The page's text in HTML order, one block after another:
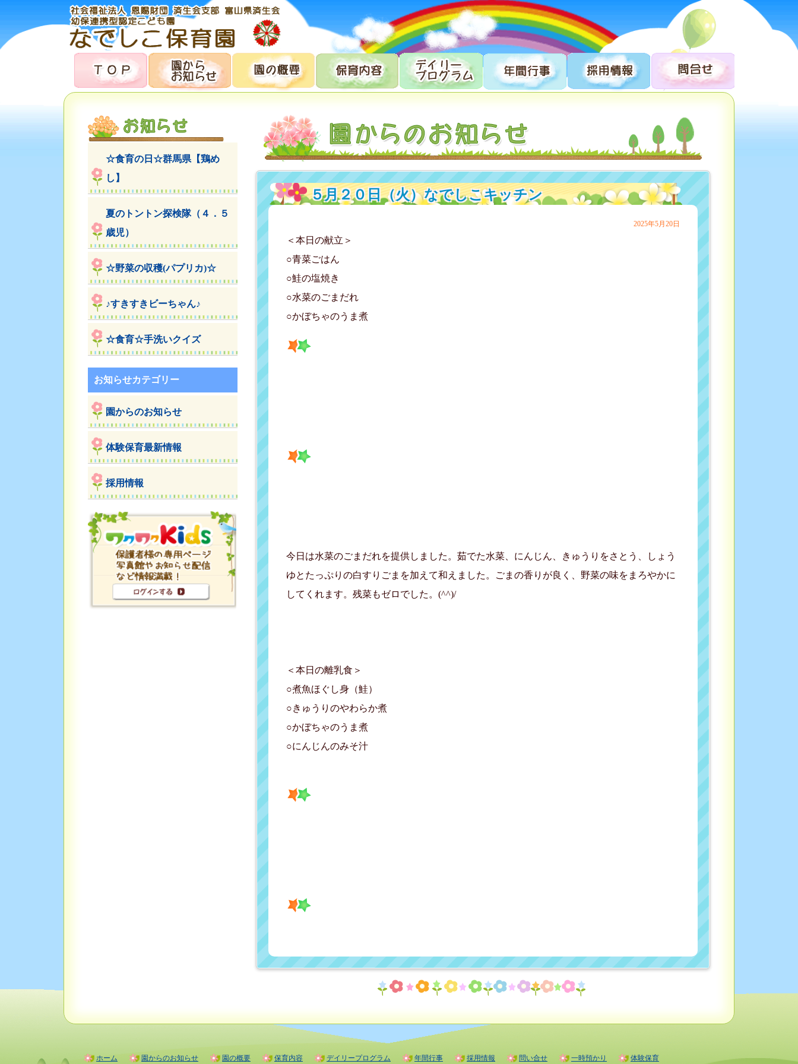
５月２０日（火）なでしこキッチン
2025年5月20日
＜本日の献立＞
○青菜ごはん
○鮭の塩焼き
○水菜のごまだれ
○かぼちゃのうま煮
今日は水菜のごまだれを提供しました。茹でた水菜、にんじん、きゅうりをさとう、しょう
ゆとたっぷりの白すりごまを加えて和えました。ごまの香りが良く、野菜の味をまろやかに
してくれます。残菜もゼロでした。(^^)/
＜本日の離乳食＞
○煮魚ほぐし身（鮭）
○きゅうりのやわらか煮
○かぼちゃのうま煮
○にんじんのみそ汁
☆食育の日☆群馬県【鶏め
し】
夏のトントン探検隊（４．５
歳児）
☆野菜の収穫(パプリカ)☆
♪すきすきビーちゃん♪
☆食育☆手洗いクイズ
お知らせカテゴリー
園からのお知らせ
体験保育最新情報
採用情報
ホーム 園からのお知らせ 園の概要 保育内容 デイリープログラム 年間行事 採用情報 問い合せ 一時預かり 体験保育